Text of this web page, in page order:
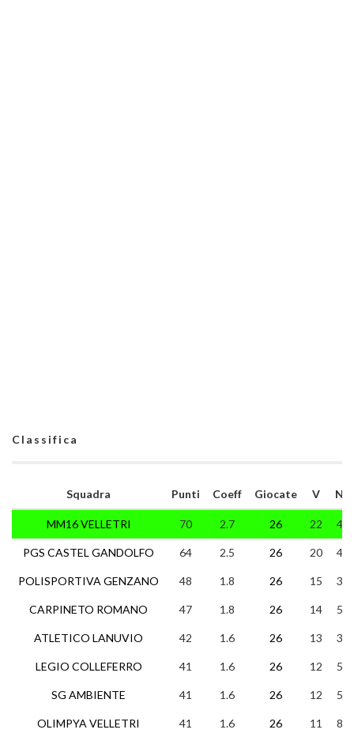
Classifica
Squadra
MM16 VELLETRI
PGS CASTEL GANDOLFO
POLISPORTIVA GENZANO
CARPINETO ROMANO
ATLETICO LANUVIO
LEGIO COLLEFERRO
SG AMBIENTE
OLIMPYA VELLETRI
Punti Coeff Giocate V N
70 2.7 26 22 4
64 2.5 26 20 4
48 1.8 26 15 3
47 1.8 26 14 5
42 1.6 26 13 3
41 1.6 26 12 5
41 1.6 26 12 5
41 1.6 26 11 8